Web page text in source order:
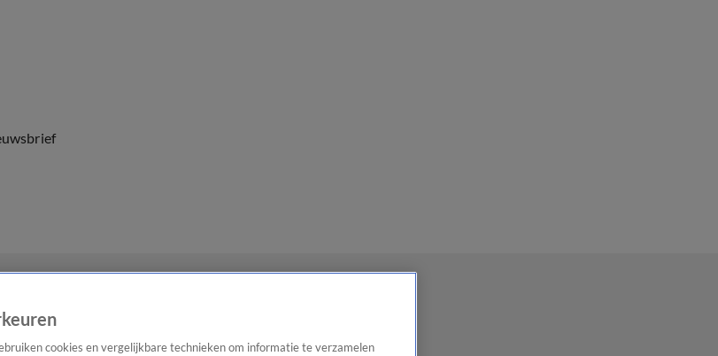
cookies en vergelijkbare technieken om informatie te verzamelen